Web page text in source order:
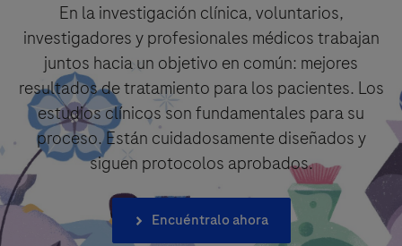
En la investigación clínica, voluntarios,
investigadores y profesionales médicos trabajan
juntos hacia un objetivo en común: mejores
resultados de tratamiento para los pacientes. Los
estudios clínicos son fundamentales para su
proceso. Están cuidadosamente diseñados y
siguen protocolos aprobados.
Encuéntralo ahora